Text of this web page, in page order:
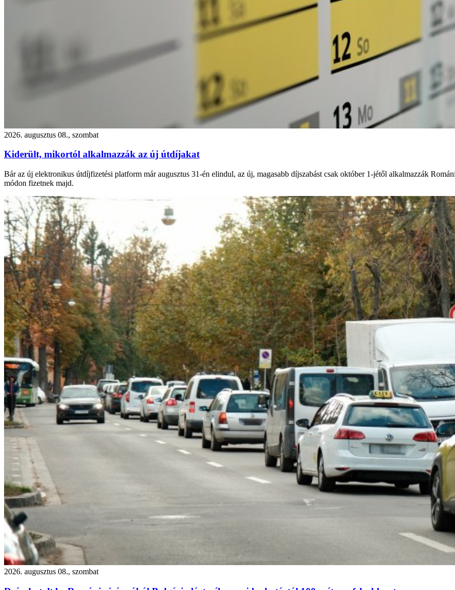
2026. augusztus 08., szombat
Kiderült, mikortól alkalmazzák az új útdíjakat
Bár az új elektronikus útdíjfizetési platform már augusztus 31-én elindul, az új, magasabb díjszabást csak október 1-jétől alkalmazzák
módon fizetnek majd.
2026. augusztus 08., szombat